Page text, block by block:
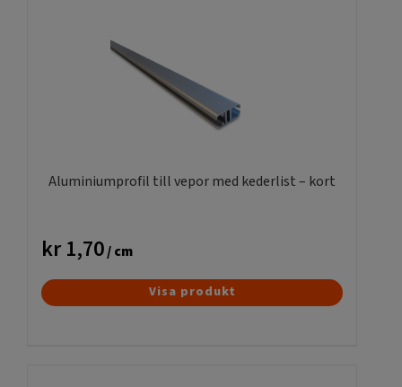
Aluminiumprofil till vepor med kederlist – kort
kr1,70/ cm
Visa produkt